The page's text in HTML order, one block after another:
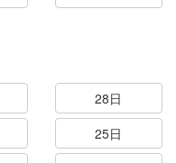
28日
25日